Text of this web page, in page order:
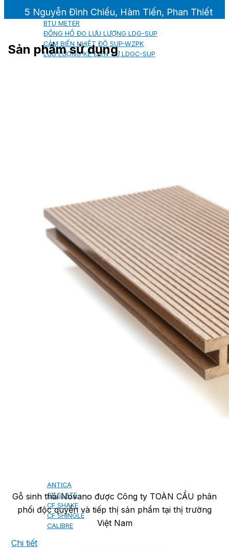
BTU METER
ĐỒNG HỒ ĐO LƯU LƯỢNG LDG-SUP
CẢM BIẾN NHIỆT ĐỘ SUP-WZPK
LƯU LƯỢNG KẾ ĐIỆN TỪ LDGC-SUP
Sản phẩm Kiến trúc
NGÓI BITUM PHỦ ĐÁ IKO
MARATHON (VIÊN GẠCH)
ARMOURSHIELD (TỔ ONG)
SUPERGLASS BIBER (VẢY CÁ)
CAMBRIDGE (XẾP LỚP)
CAMBRIDGE XTREME
ANTICA
CF SLATE
CF SHAKE
CF SHINGLE
CALIBRE
5 Nguyễn Đình Chiểu, Hàm Tiến, Phan Thiết
Sản phẩm sử dụng
Gỗ sinh thái Novano được Công ty TOÀN CẦU phân
phối độc quyền và tiếp thị sản phẩm tại thị trường
Việt Nam
Chi tiết